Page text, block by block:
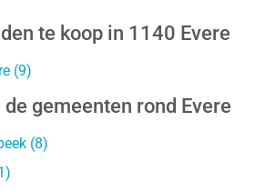
te koop in 1140 Evere
(9)
de gemeenten rond Evere
(8)